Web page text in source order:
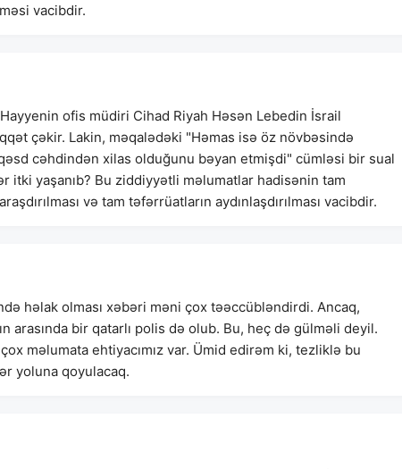
vacibdir.
ofis müdiri Cihad Riyah Həsən Lebedin İsrail
çəkir. Lakin, məqalədəki "Həmas isə öz növbəsində
cəhdindən xilas olduğunu bəyan etmişdi" cümləsi bir sual
itki yaşanıb? Bu ziddiyyətli məlumatlar hadisənin tam
və tam təfərrüatların aydınlaşdırılması vacibdir.
həlak olması xəbəri məni çox təəccübləndirdi. Ancaq,
arasında bir qatarlı polis də olub. Bu, heç də gülməli deyil.
məlumata ehtiyacımız var. Ümid edirəm ki, tezliklə bu
yoluna qoyulacaq.